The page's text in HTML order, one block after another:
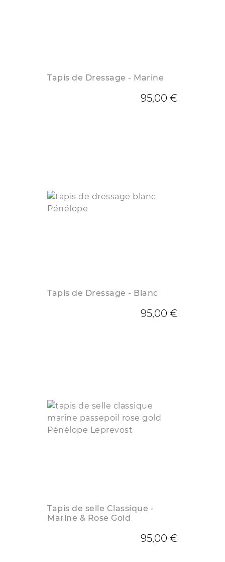
Tapis de Dressage - Marine
95,00 €
Tapis de Dressage - Blanc
95,00 €
Tapis de selle Classique -
Marine & Rose Gold
95,00 €